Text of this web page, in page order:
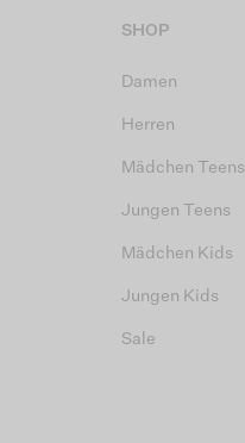
SHOP
Damen
Herren
Mädchen Teens
Jungen Teens
Mädchen Kids
Jungen Kids
Sale